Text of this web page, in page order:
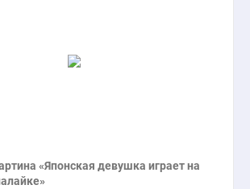
«Японская девушка играет на